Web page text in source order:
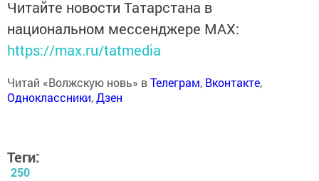
Читайте новости Татарстана в
национальном мессенджере MАХ:
https://max.ru/tatmedia
Читай «Волжскую новь» вТелеграм, Вконтакте,
Одноклассники,Дзен
Теги:
250